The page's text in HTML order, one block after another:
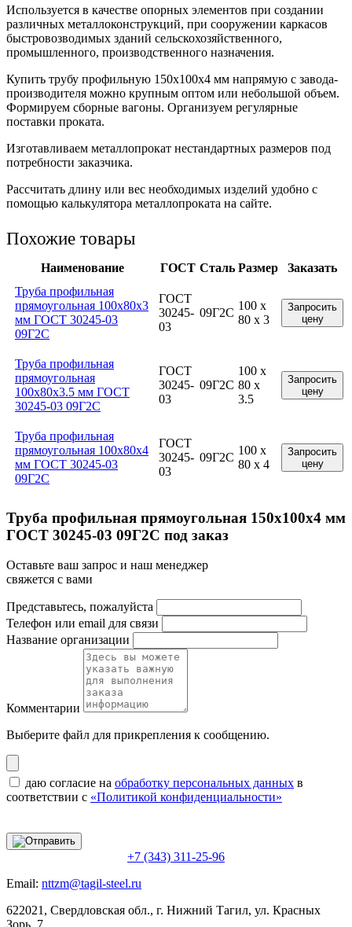
Используется в качестве опорных элементов при создании
различных металлоконструкций, при сооружении каркасов
быстровозводимых зданий сельскохозяйственного,
промышленного, производственного назначения.
Купить трубу профильную 150х100х4 мм напрямую с завода-
производителя можно крупным оптом или небольшой объем.
Формируем сборные вагоны. Организуем регулярные
поставки проката.
Изготавливаем металлопрокат нестандартных размеров под
потребности заказчика.
Рассчитать длину или вес необходимых изделий удобно с
помощью калькулятора металлопроката на сайте.
Похожие товары
Наименование ГОСТ Сталь Размер
Заказать
Труба профильная
прямоугольная 100x80x3
мм ГОСТ 30245-03
09Г2С
ГОСТ
30245-
03
09Г2С
100 x
80 x 3
Запросить
цену
Труба профильная
прямоугольная
100x80x3.5 мм ГОСТ
30245-03 09Г2С
ГОСТ
30245-
03
09Г2С
100 x
80 x
3.5
Запросить
цену
Труба профильная
прямоугольная 100x80x4
мм ГОСТ 30245-03
09Г2С
ГОСТ
30245-
03
09Г2С
100 x
80 x 4
Запросить
цену
Труба профильная прямоугольная 150x100x4 мм
ГОСТ 30245-03 09Г2С под заказ
Оставьте ваш запрос и наш менеджер
свяжется с вами
Представьтесь, пожалуйста
Телефон или email для связи
Название организации
Комментарии
Выберите файл для прикрепления к сообщению.
даю согласие на обработку персональных данных в
соответствии с «Политикой конфиденциальности»
+7 (343) 311-25-96
Email: nttzm@tagil-steel.ru
622021, Свердловская обл., г. Нижний Тагил, ул. Красных